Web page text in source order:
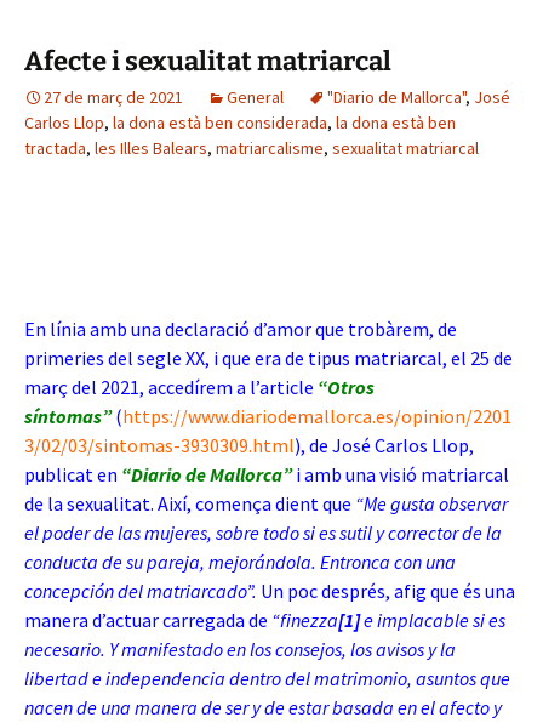
Afecte i sexualitat matriarcal
27 de març de 2021 General "Diario de Mallorca", José
Carlos Llop, la dona està ben considerada, la dona està ben
tractada, les Illes Balears, matriarcalisme, sexualitat matriarcal
En línia amb una declaració d’amor que trobàrem, de
primeries del segle XX, i que era de tipus matriarcal, el 25 de
març del 2021, accedírem a l’article “Otros
síntomas”(https://www.diariodemallorca.es/opinion/2201
3/02/03/sintomas-3930309.html), de José Carlos Llop,
publicat en “Diario de Mallorca”i amb una visió matriarcal
de la sexualitat. Així, comença dient que “Me gusta observar
el poder de las mujeres, sobre todo si es sutil y corrector de la
conducta de su pareja, mejorándola. Entronca con una
concepción del matriarcado”. Un poc després, afig que és una
manera d’actuar carregada de “finezza[1]e implacable si es
necesario. Y manifestado en los consejos, los avisos y la
libertad e independencia dentro del matrimonio, asuntos que
nacen de una manera de ser y de estar basada en el afecto y